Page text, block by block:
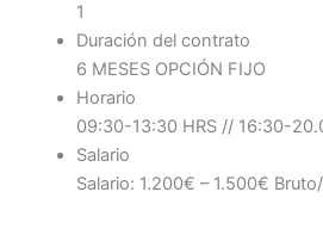
1
Duración del contrato
6 MESES OPCIÓN FIJO
Horario
09:30-13:30 HRS // 16:30-
Salario
Salario: 1.200€ – 1.500€